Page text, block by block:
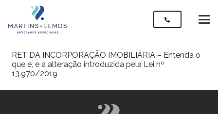
RET DA INCORPORAÇÃO IMOBILIÁRIA – Entenda o
que é, e a alteração introduzida pela Lei nº
13.970/2019